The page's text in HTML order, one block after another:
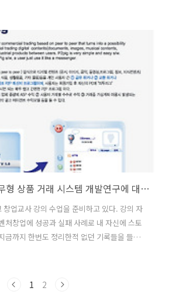
또는 "아리나스" 라는 연구팀 이름을 만들어
시 내가 이들과 연구를 시작하게된 동기는 실
있다는 "남상협"에 말을 믿고 동참하게 되었
RSS, 위키, 등 개발자가 보유한 기술을 주축으
는 비즈니스 모델이었는데 당시 ..
P2Pig 사용자간 유.무형 상품 거래 시스템 개발연구에 대한 기록
업교사 강의 수업을 준비하고 있다. 강의 자
처창업에 성공과 실패 사례로 내 자신에 스토
금까지 한번도 정리한적 없던 기록들을 들추
래되어 잘 기억되진 않지만 과거를 더듬어
P2P상에 불법복제되어 유통되는 아픔을 느
1 2